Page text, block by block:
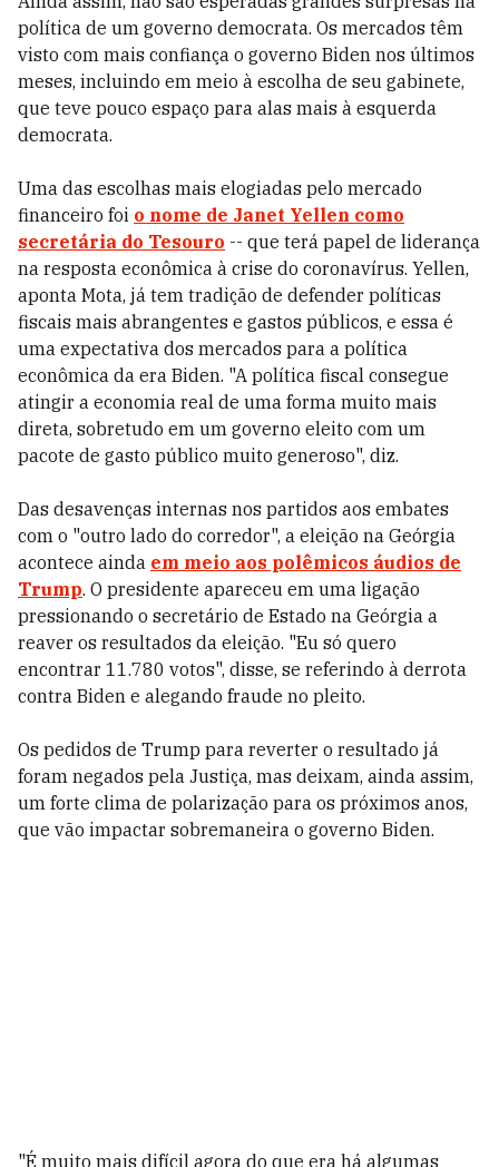
política de um governo democrata. Os mercados têm
visto com mais confiança o governo Biden nos últimos
meses, incluindo em meio à escolha de seu gabinete,
que teve pouco espaço para alas mais à esquerda
democrata.
Uma das escolhas mais elogiadas pelo mercado
financeiro foi o nome de Janet Yellen como
secretária do Tesouro -- que terá papel de liderança
na resposta econômica à crise do coronavírus. Yellen,
aponta Mota, já tem tradição de defender políticas
fiscais mais abrangentes e gastos públicos, e essa é
uma expectativa dos mercados para a política
econômica da era Biden. "A política fiscal consegue
atingir a economia real de uma forma muito mais
direta, sobretudo em um governo eleito com um
pacote de gasto público muito generoso", diz.
Das desavenças internas nos partidos aos embates
com o "outro lado do corredor", a eleição na Geórgia
acontece ainda em meio aos polêmicos áudios de
Trump. O presidente apareceu em uma ligação
pressionando o secretário de Estado na Geórgia a
reaver os resultados da eleição. "Eu só quero
encontrar 11.780 votos", disse, se referindo à derrota
contra Biden e alegando fraude no pleito.
Os pedidos de Trump para reverter o resultado já
foram negados pela Justiça, mas deixam, ainda assim,
um forte clima de polarização para os próximos anos,
que vão impactar sobremaneira o governo Biden.
"É muito mais difícil agora do que era há algumas